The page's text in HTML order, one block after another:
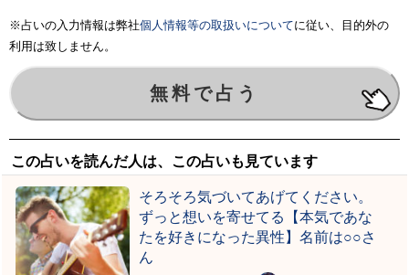
※占いの入力情報は弊社個人情報等の取扱いについてに従い、目的外の
利用は致しません。
この占いを読んだ人は、この占いも見ています
そろそろ気づいてあげてください。
ずっと想いを寄せてる【本気であな
たを好きになった異性】名前は○○さ
ん